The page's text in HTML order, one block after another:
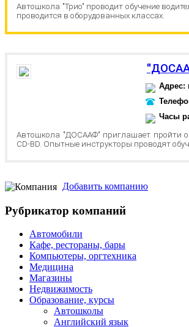
Автошкола "Трио" проводит обучение
проводится в оборудованных классах.
Адрес:
Часы
Автошкола "ДОСААФ" приглашает пройти
CD-BD. Опытные инструкторы проводят
Добавить компанию
Рубрикатор компаний
Автомобили
Кафе, рестораны, бары
Компьютеры, оргтехника
Медицина
Магазины
Недвижимость
Образование, курсы
Автошколы
Английский язык